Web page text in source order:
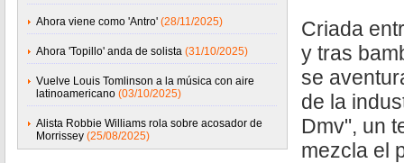
Ahora viene como 'Antro' (28/11/2025)
Ahora 'Topillo' anda de solista (31/10/2025)
Vuelve Louis Tomlinson a la música con aire
latinoamericano (03/10/2025)
Alista Robbie Williams rola sobre acosador de
Morrissey (25/08/2025)
Criada
y tras
se
de la
Dmv", un
mezcla el